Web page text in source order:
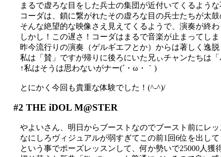
まるで虚ろな目をした兵士の集団が近付いてくるような
コーダは、鎖に繋がれたその虚ろな目の兵士たちが太
そんな絶望的な映像さえ見えてくるようで、演奏が終
しかし！この遅さ！コーダはまるで音楽が止まってし
昨今流行りの演奏（ゲルギエフとか）からは著しく逸
私は「賛」ですが帰りに後ろにいた兄ぃチャンたちは
↑私はそうは思わないがナー(´・ω・｀)
とにかく今回も貴重な体験でした！(^-^)/
#2 THE iDOL M@STER
やよいさん、明日からブーストなのでブースト前にレ
なにしろヴィジュアルが弱すぎてこの前1回6位を出し
という事でポーズレッスンして、何か勢いで25000人獲